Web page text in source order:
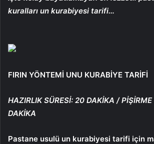
kuralları un kurabiyesi tarifi…
FIRIN YÖNTEMİ UNU KURABİYE TARİFİ
HAZIRLIK SÜRESİ: 20 DAKİKA / PİŞİRME
DAKİKA
Pastane usulü un kurabiyesi tarifi için